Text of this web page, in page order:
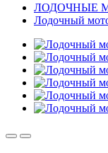
ЛОДОЧНЫЕ
Лодочный